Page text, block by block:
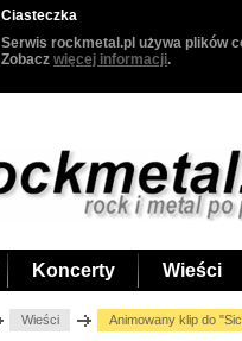
Ciasteczka
Serwis rockmetal.pl używa plików
Zobacz więcej informacji.
Koncerty Wieści
Wieści Animowany klip do